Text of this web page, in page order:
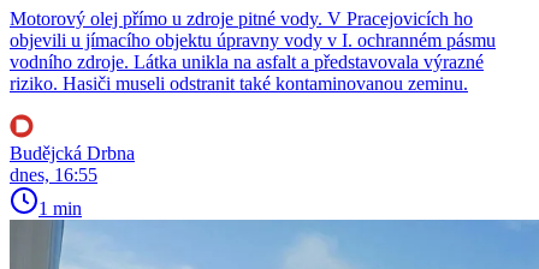
Motorový olej přímo u zdroje pitné vody. V Pracejovicích ho
objevili u jímacího objektu úpravny vody v I. ochranném pásmu
vodního zdroje. Látka unikla na asfalt a představovala výrazné
riziko. Hasiči museli odstranit také kontaminovanou zeminu.
Budějcká Drbna
dnes, 16:55
1 min